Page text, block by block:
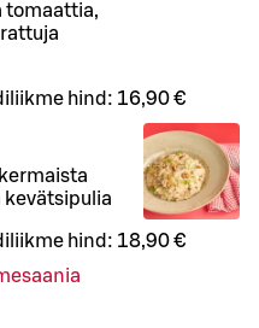
tomaattia,
hind: 16,90 €
kevätsipulia
hind: 18,90 €